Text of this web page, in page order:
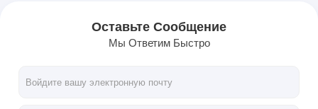
Оставьте Сообщение
Мы Ответим Быстро